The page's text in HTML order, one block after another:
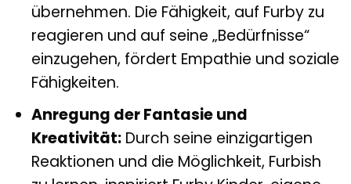
übernehmen. Die Fähigkeit, auf Furby zu
reagieren und auf seine „Bedürfnisse“
einzugehen, fördert Empathie und soziale
Fähigkeiten.
Anregung der Fantasie und
Kreativität:Durch seine einzigartigen
Reaktionen und die Möglichkeit, Furbish